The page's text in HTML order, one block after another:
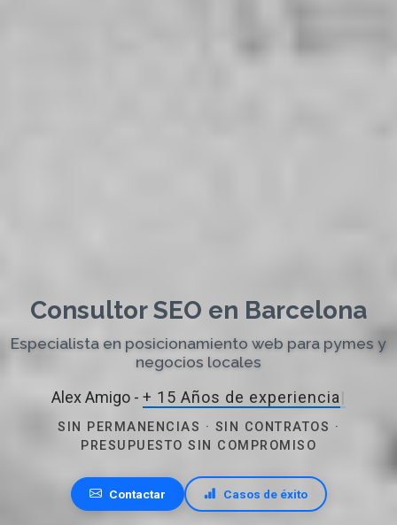
Consultor SEO en Barcelona
Especialista en posicionamiento web para pymes y
negocios locales
Alex Amigo - + 15 Años de experi|
SIN PERMANENCIAS · SIN CONTRATOS ·
PRESUPUESTO SIN COMPROMISO
Contactar Casos de éxito